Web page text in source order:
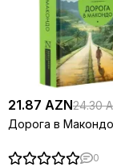
21.87 AZN24.30
Дорога в Макондо
0